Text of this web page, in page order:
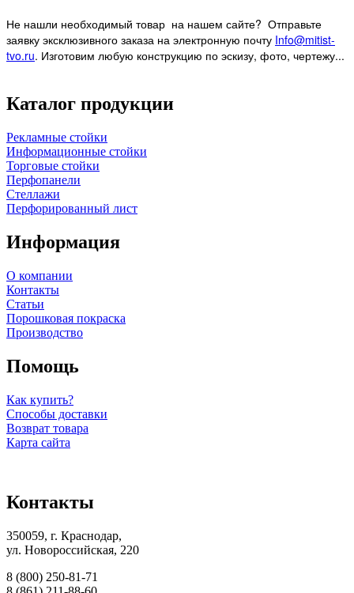
Не нашли необходимый товар на нашем сайте? Отправьте
заявку эксклюзивного заказа на электронную почту Info@mitist-
tvo.ru. Изготовим любую конструкцию по эскизу, фото, чертежу...
Каталог продукции
Рекламные стойки
Информационные стойки
Торговые стойки
Перфопанели
Стеллажи
Перфорированный лист
Информация
О компании
Контакты
Статьи
Порошковая покраска
Производство
Помощь
Как купить?
Способы доставки
Возврат товара
Карта сайта
Контакты
350059, г. Краснодар,
ул. Новороссийская, 220
8 (800) 250-81-71